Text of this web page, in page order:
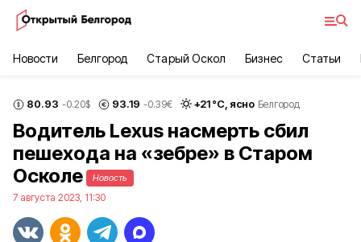
Новости Белгород Старый Оскол Бизнес Статьи
80.93 -0.20$ 93.19 -0.39€ +21°С, ясно Белгород
Водитель Lexus насмерть сбил
пешехода на «зебре» в Старом
Осколе
Новость
7 августа 2023, 11:30